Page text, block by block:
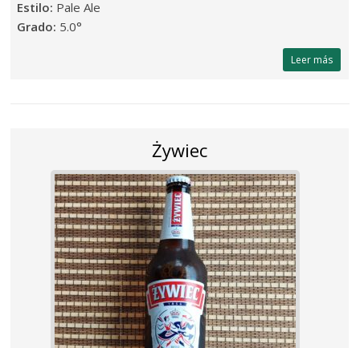
Estilo: Pale Ale
Grado: 5.0°
Leer más
Żywiec